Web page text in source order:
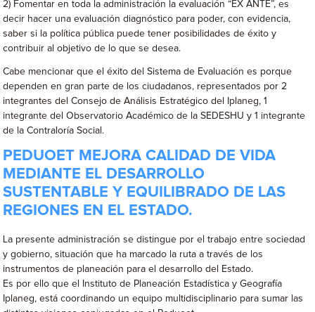
2) Fomentar en toda la administración la evaluación “EX ANTE”, es
decir hacer una evaluación diagnóstico para poder, con evidencia,
saber si la política pública puede tener posibilidades de éxito y
contribuir al objetivo de lo que se desea.
Cabe mencionar que el éxito del Sistema de Evaluación es porque
dependen en gran parte de los ciudadanos, representados por 2
integrantes del Consejo de Análisis Estratégico del Iplaneg, 1
integrante del Observatorio Académico de la SEDESHU y 1 integrante
de la Contraloría Social.
PEDUOET MEJORA CALIDAD DE VIDA
MEDIANTE EL DESARROLLO
SUSTENTABLE Y EQUILIBRADO DE LAS
REGIONES EN EL ESTADO.
La presente administración se distingue por el trabajo entre sociedad
y gobierno, situación que ha marcado la ruta a través de los
instrumentos de planeación para el desarrollo del Estado.
Es por ello que el Instituto de Planeación Estadística y Geografía
Iplaneg, está coordinando un equipo multidisciplinario para sumar las